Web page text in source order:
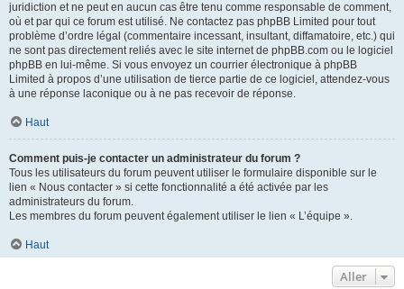
juridiction et ne peut en aucun cas être tenu comme responsable de comment,
où et par qui ce forum est utilisé. Ne contactez pas phpBB Limited pour tout
problème d’ordre légal (commentaire incessant, insultant, diffamatoire, etc.) qui
ne sont pas directement reliés avec le site internet de phpBB.com ou le logiciel
phpBB en lui-même. Si vous envoyez un courrier électronique à phpBB
Limited à propos d’une utilisation de tierce partie de ce logiciel, attendez-vous
à une réponse laconique ou à ne pas recevoir de réponse.
Haut
Comment puis-je contacter un administrateur du forum ?
Tous les utilisateurs du forum peuvent utiliser le formulaire disponible sur le
lien « Nous contacter » si cette fonctionnalité a été activée par les
administrateurs du forum.
Les membres du forum peuvent également utiliser le lien « L’équipe ».
Haut
Aller